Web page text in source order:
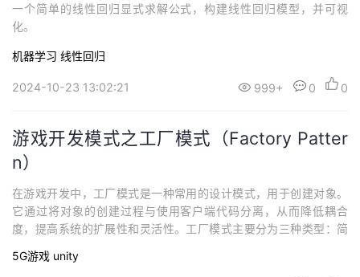
一个简单的线性回归显式求解公式，构建线性回归模型，并可视
化。
机器学习 线性回归
2024-10-23 13:02:21 999+ 0 0
游戏开发模式之工厂模式（Factory Patter
n）
在游戏开发中，工厂模式是一种常用的设计模式，用于创建对象。
它通过将对象的创建过程与使用客户端代码分离，从而降低耦合
度，提高系统的扩展性和灵活性。工厂模式主要分为三种类型：简
5G游戏 unity